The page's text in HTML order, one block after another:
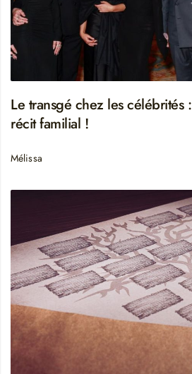
Le transgé chez les célébrités
récit familial !
Mélissa